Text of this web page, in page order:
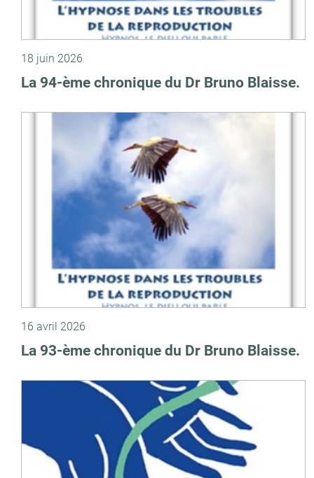
18 juin 2026
La 94-ème chronique du Dr Bruno Blaisse.
16 avril 2026
La 93-ème chronique du Dr Bruno Blaisse.